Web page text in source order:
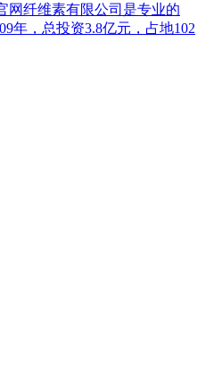
网纤维素有限公司是专业的
年，总投资3.8亿元，占地102